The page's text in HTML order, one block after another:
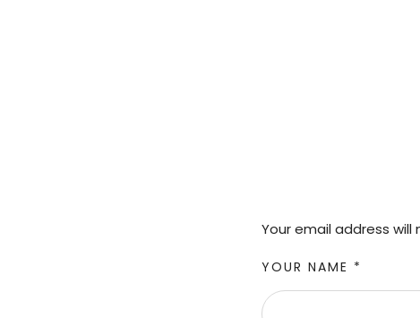
Your email address will
YOUR NAME *